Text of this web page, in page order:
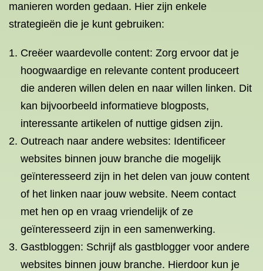
manieren worden gedaan. Hier zijn enkele
strategieën die je kunt gebruiken:
Creëer waardevolle content: Zorg ervoor dat je
hoogwaardige en relevante content produceert
die anderen willen delen en naar willen linken. Dit
kan bijvoorbeeld informatieve blogposts,
interessante artikelen of nuttige gidsen zijn.
Outreach naar andere websites: Identificeer
websites binnen jouw branche die mogelijk
geïnteresseerd zijn in het delen van jouw content
of het linken naar jouw website. Neem contact
met hen op en vraag vriendelijk of ze
geïnteresseerd zijn in een samenwerking.
Gastbloggen: Schrijf als gastblogger voor andere
websites binnen jouw branche. Hierdoor kun je